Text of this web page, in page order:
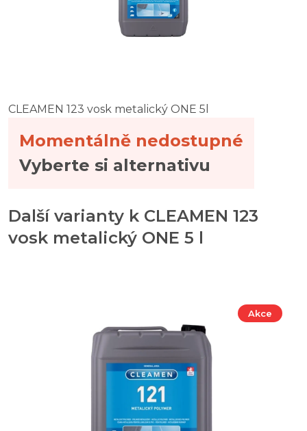
CLEAMEN 123 vosk metalický ONE 5l
Momentálně nedostupné
Vyberte si alternativu
Další varianty k CLEAMEN 123
vosk metalický ONE 5 l
Akce